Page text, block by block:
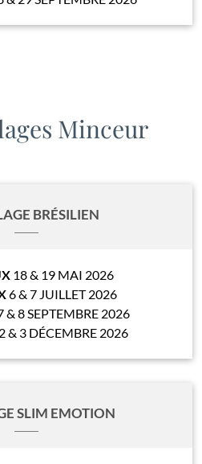
Minceur
BRÉSILIEN
18 & 19 MAI 2026
6 & 7 JUILLET 2026
& 8 SEPTEMBRE 2026
2 & 3 DÉCEMBRE 2026
SLIM EMOTION